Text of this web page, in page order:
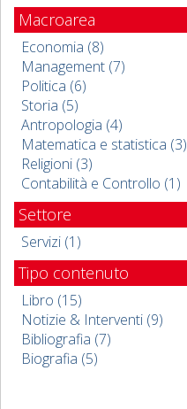
Macroarea
Economia (8)
Management (7)
Politica (6)
Storia (5)
Antropologia (4)
Matematica e statistica (3)
Religioni (3)
Contabilità e Controllo (1)
Settore
Servizi (1)
Tipo contenuto
Libro (15)
Notizie & Interventi (9)
Bibliografia (7)
Biografia (5)